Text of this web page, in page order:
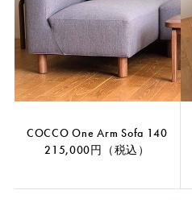
COCCO One Arm Sofa 140
215,000円（税込）